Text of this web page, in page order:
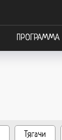
ПРОГРАММА
Тягачи